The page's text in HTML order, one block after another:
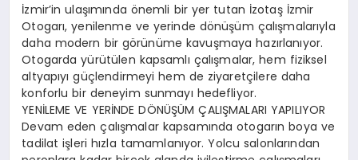
İzmir’in ulaşımında önemli bir yer tutan İzotaş İzmir
Otogarı, yenilenme ve yerinde dönüşüm çalışmalarıyla
daha modern bir görünüme kavuşmaya hazırlanıyor.
Otogarda yürütülen kapsamlı çalışmalar, hem fiziksel
altyapıyı güçlendirmeyi hem de ziyaretçilere daha
konforlu bir deneyim sunmayı hedefliyor.
YENİLEME VE YERİNDE DÖNÜŞÜM ÇALIŞMALARI YAPILIYOR
Devam eden çalışmalar kapsamında otogarın boya ve
tadilat işleri hızla tamamlanıyor. Yolcu salonlarından